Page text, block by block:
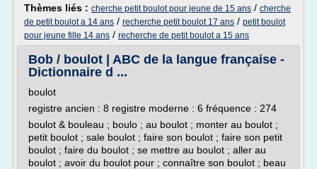
Thèmes liés : cherche petit boulot pour jeune de 15 ans / cherche
de petit boulot a 14 ans / recherche petit boulot 17 ans / petit boulot
pour jeune fille 14 ans / recherche de petit boulot a 15 ans
Bob / boulot | ABC de la langue française -
Dictionnaire d ...
boulot
registre ancien : 8 registre moderne : 6 fréquence : 274
boulot & bouleau ; boulo ; au boulot ; monter au boulot ;
petit boulot ; sale boulot ; faire son boulot ; faire son petit
boulot ; faire du boulot ; se mettre au boulot ; aller au
boulot ; avoir du boulot pour ; connaître son boulot ; beau